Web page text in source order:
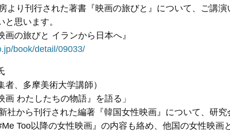
より刊行された著書『映画の旅びと』について、ご講
思います。
画の旅びと イランから日本へ』
book/detail/09033/
者、多摩美術大学講師）
画 わたしたちの物語』を語る」
社から刊行された編著『韓国女性映画』について、研
Too以降の女性映画』の内容も絡め、他国の女性映画